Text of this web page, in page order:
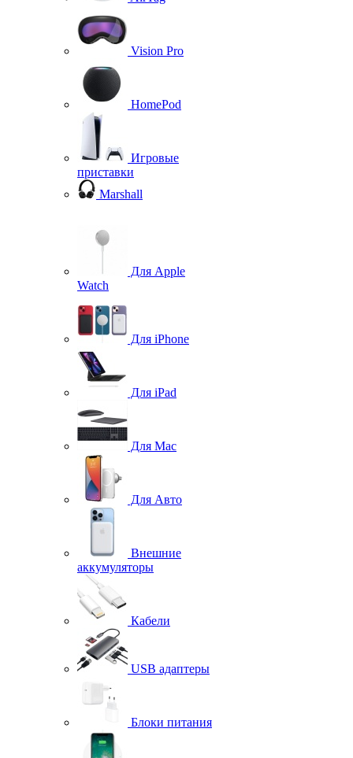
Vision Pro
HomePod
Игровые
приставки
Marshall
Для Apple
Watch
Для iPhone
Для iPad
Для Mac
Для Авто
Внешние
аккумуляторы
Кабели
USB адаптеры
Блоки питания